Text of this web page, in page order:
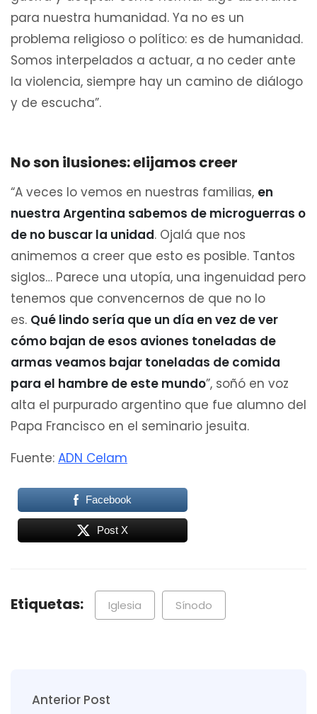
para nuestra humanidad. Ya no es un
problema religioso o político: es de humanidad.
Somos interpelados a actuar, a no ceder ante
la violencia, siempre hay un camino de diálogo
y de escucha”.
No son ilusiones: elijamos creer
“A veces lo vemos en nuestras familias, en
nuestra Argentina sabemos de microguerras o
de no buscar la unidad. Ojalá que nos
animemos a creer que esto es posible. Tantos
siglos… Parece una utopía, una ingenuidad pero
tenemos que convencernos de que no lo
es. Qué lindo sería que un día en vez de ver
cómo bajan de esos aviones toneladas de
armas veamos bajar toneladas de comida
para el hambre de este mundo”, soñó en voz
alta el purpurado argentino que fue alumno del
Papa Francisco en el seminario jesuita.
Fuente: ADN Celam
Facebook
Post X
Etiquetas: Iglesia Sínodo
Anterior Post